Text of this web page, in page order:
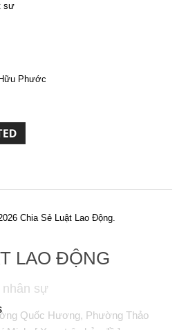
sư
Phước
Chia Sẻ Luật Lao Động.
LAO ĐỘNG
nhân sự
Quốc Hương, Phường Thảo